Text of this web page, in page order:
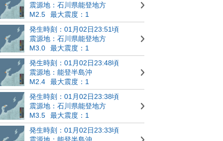
震源地：石川県能登地方
M2.5
最大震度：1
発生時刻：01月02日23:51頃
震源地：石川県能登地方
M3.0
最大震度：1
発生時刻：01月02日23:48頃
震源地：能登半島沖
M2.4
最大震度：1
発生時刻：01月02日23:38頃
震源地：石川県能登地方
M3.5
最大震度：1
発生時刻：01月02日23:33頃
震源地：能登半島沖